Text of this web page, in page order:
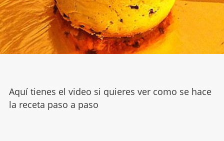
Aquí tienes el video si quieres ver como se hace
la receta paso a paso